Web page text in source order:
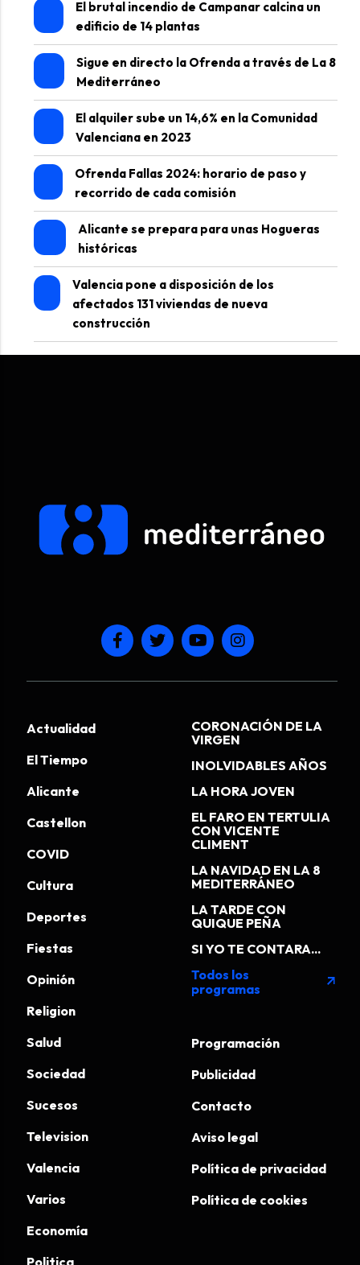
El brutal incendio de Campanar calcina un
edificio de 14 plantas
Sigue en directo la Ofrenda a través de La 8
Mediterráneo
El alquiler sube un 14,6% en la Comunidad
Valenciana en 2023
Ofrenda Fallas 2024: horario de paso y
recorrido de cada comisión
Alicante se prepara para unas Hogueras
históricas
Valencia pone a disposición de los
afectados 131 viviendas de nueva
construcción
Actualidad
El Tiempo
Alicante
Castellon
COVID
Cultura
Deportes
Fiestas
Opinión
Religion
Salud
Sociedad
Sucesos
Television
Valencia
Varios
Economía
CORONACIÓN DE LA
VIRGEN
INOLVIDABLES AÑOS
LA HORA JOVEN
EL FARO EN TERTULIA
CON VICENTE
CLIMENT
LA NAVIDAD EN LA 8
MEDITERRÁNEO
LA TARDE CON
QUIQUE PEÑA
SI YO TE CONTARA...
Todos los
programas
arrow_outward
Programación
Publicidad
Contacto
Aviso legal
Política de privacidad
Política de cookies